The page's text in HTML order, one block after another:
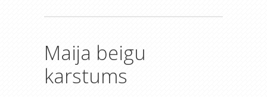
Maija beigu
karstums